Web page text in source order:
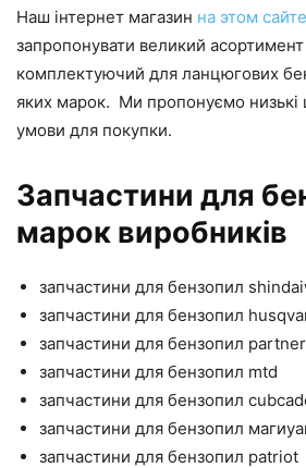
Наш інтернет магазин на этом сайте
запропонувати великий асортимент
комплектуючий для ланцюгових
яких марок. Ми пропонуємо низькі
умови для покупки.
Запчастини для
марок виробників
запчастини для бензопил
запчастини для бензопил
запчастини для бензопил partner
запчастини для бензопил mtd
запчастини для бензопил
запчастини для бензопил
запчастини для бензопил patriot